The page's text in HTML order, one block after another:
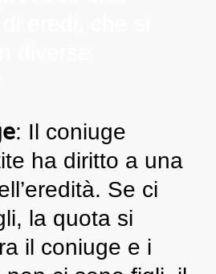
: Il coniuge
ha diritto a una
Se ci
la quota si
il coniuge e i